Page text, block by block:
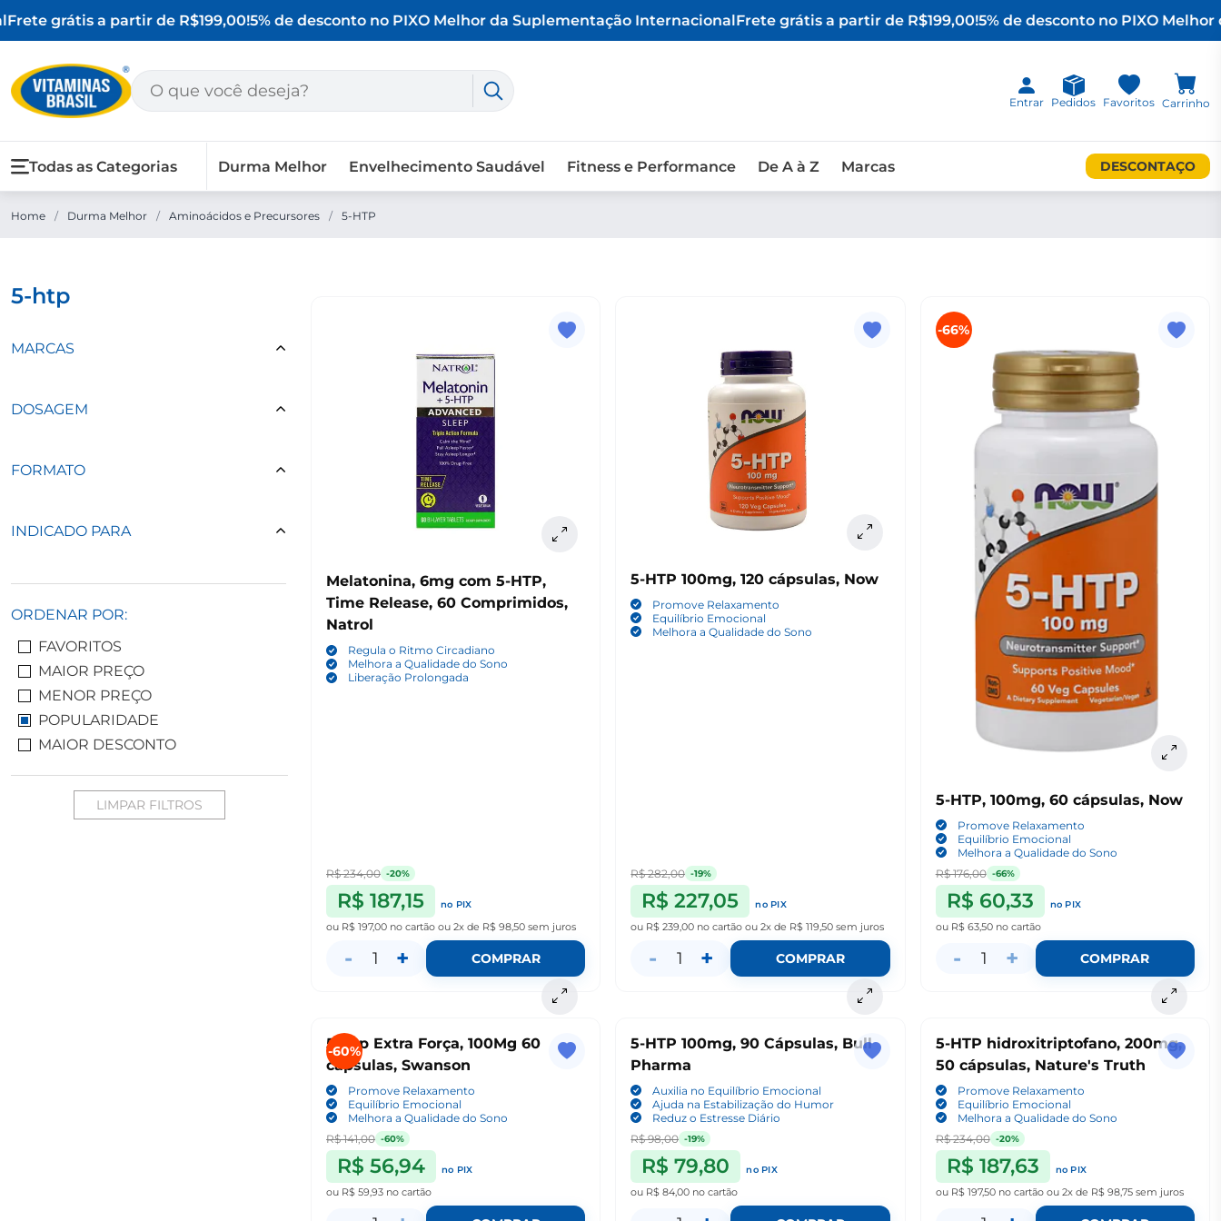
grátis a partir de R$199,00!5% de desconto no PIXO Melhor da Suplementação InternacionalFrete grátis a partir de R$199,00!5% de desconto no PIXO Melhor
Entrar Pedidos Favoritos Carrinho
Todas as Categorias Durma Melhor Envelhecimento Saudável Fitness e Performance De A à Z Marcas DESCONTAÇO
Home / Durma Melhor / Aminoácidos e Precursores / 5-HTP
5-htp
MARCAS
DOSAGEM
FORMATO
INDICADO PARA
ORDENAR POR:
FAVORITOS
MAIOR PREÇO
MENOR PREÇO
POPULARIDADE
MAIOR DESCONTO
LIMPAR FILTROS
Melatonina, 6mg com 5-HTP,
Time Release, 60 Comprimidos,
Natrol
Regula o Ritmo Circadiano
Melhora a Qualidade do Sono
Liberação Prolongada
R$ 234,00 -20%
R$ 187,15
no PIX
ou R$ 197,00 no cartão ou 2x de R$ 98,50 sem juros
- 1 + COMPRAR
5-HTP 100mg, 120 cápsulas, Now
Promove Relaxamento
Equilíbrio Emocional
Melhora a Qualidade do Sono
R$ 282,00 -19%
R$ 227,05
no PIX
ou R$ 239,00 no cartãoou2x de R$ 119,50 sem juros
- 1 + COMPRAR
-66%
5-HTP, 100mg, 60 cápsulas, Now
Promove Relaxamento
Equilíbrio Emocional
Melhora a Qualidade do Sono
R$ 176,00 -66%
R$ 60,33
no PIX
ou R$ 63,50 no cartão
- 1 + COMPRAR
-60%
5-Htp Extra Força, 100Mg 60
capsulas, Swanson
Promove Relaxamento
Equilíbrio Emocional
Melhora a Qualidade do Sono
R$ 141,00 -60%
R$ 56,94
no PIX
ou R$ 59,93 no cartão
5-HTP 100mg, 90 Cápsulas, Bull
Pharma
Auxilia no Equilíbrio Emocional
Ajuda na Estabilização do Humor
Reduz o Estresse Diário
R$ 98,00 -19%
R$ 79,80
no PIX
ou R$ 84,00 no cartão
5-HTP hidroxitriptofano, 200mg,
50 cápsulas, Nature's Truth
Promove Relaxamento
Equilíbrio Emocional
Melhora a Qualidade do Sono
R$ 234,00 -20%
R$ 187,63
no PIX
ou R$ 197,50 no cartão ou 2x de R$ 98,75sem juros